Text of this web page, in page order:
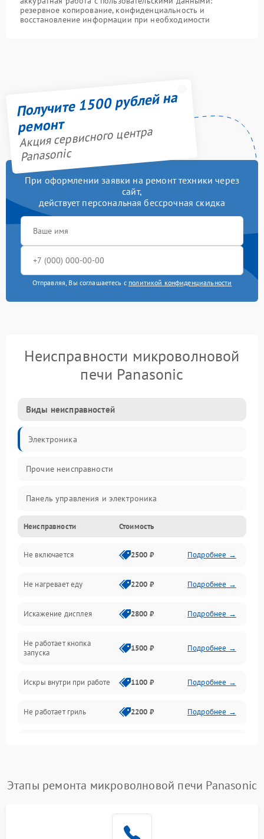
резервное копирование, конфиденциальность и
восстановление информации при необходимости
Получите 1500 рублей на
ремонт
Акция сервисного центра
Panasonic
При оформлении заявки на ремонт техники через
сайт,
действует персональная бессрочная скидка
Отправляя, Вы соглашаетесь с политикой конфиденциальности
Неисправности микроволновой
печи Panasonic
Виды неисправностей
Электроника
Прочие неисправности
Панель управления и электроника
Дверца и корпус
Механика и внутренние элементы
Механические повреждения
Питание и запуск
Нагрев и приготовление
Программное обеспечение
Неисправности Стоимость
Не включается 2500 ₽ Подробнее →
Не нагревает еду 2200 ₽ Подробнее →
Искажение дисплея 2800 ₽ Подробнее →
Не работает кнопка
запуска
1500 ₽ Подробнее →
Искры внутри при работе 1100 ₽ Подробнее →
Не работает гриль 2200 ₽ Подробнее →
Подробнее →
Этапы ремонта микроволновой печи Panasonic